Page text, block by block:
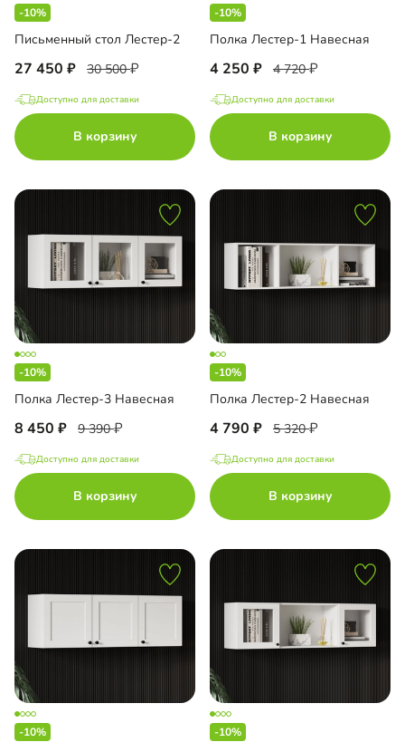
-10%
Письменный стол Лестер-2
27 450 30 500
Доступно для доставки
В корзину
-10%
Полка Лестер-1 Навесная
4 250 4 720
Доступно для доставки
В корзину
-10%
Полка Лестер-3 Навесная
8 450 9 390
Доступно для доставки
В корзину
-10%
Полка Лестер-2 Навесная
4 790 5 320
Доступно для доставки
В корзину
-10% -10%